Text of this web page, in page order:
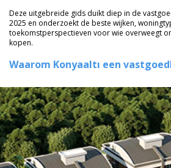
Deze uitgebreide gids duikt diep in de
2025 en onderzoekt de beste wijken,
toekomstperspectieven voor wie overweegt
kopen.
Waarom Konyaaltı een